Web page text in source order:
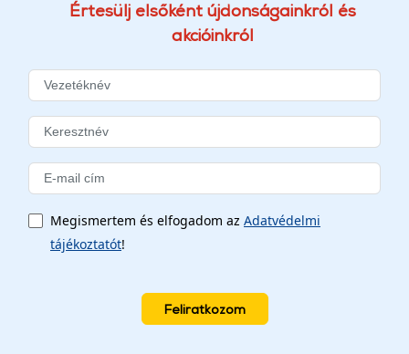
Értesülj elsőként újdonságainkról és
akcióinkról
Megismertem és elfogadom az Adatvédelmi
tájékoztatót!
Feliratkozom